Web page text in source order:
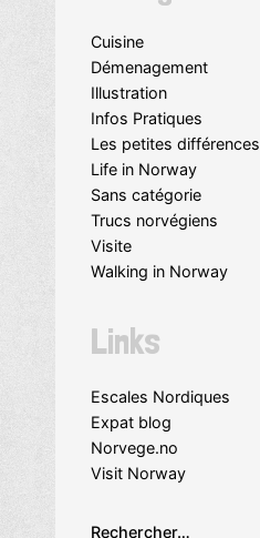
Cuisine
Démenagement
Illustration
Infos Pratiques
Les petites différences
Life in Norway
Sans catégorie
Trucs norvégiens
Visite
Walking in Norway
Links
Escales Nordiques
Expat blog
Norvege.no
Visit Norway
Rechercher…